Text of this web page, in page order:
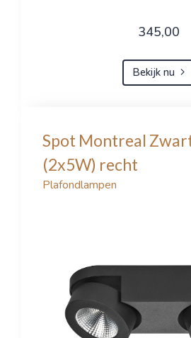
345,00
Bekijk nu
Spot Montreal
(2x5W) recht
Plafondlampen